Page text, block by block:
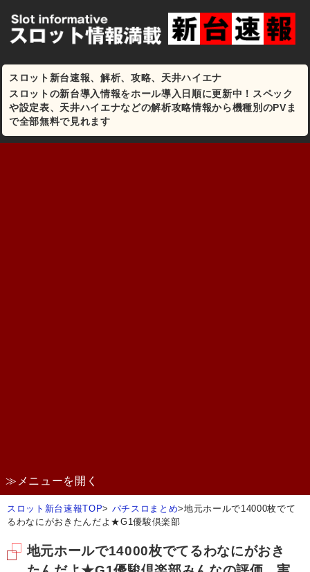
スロット新台速報、解析、攻略、天井ハイエナ
スロットの新台導入情報をホール導入日順に更新中！スペック
や設定表、天井ハイエナなどの解析攻略情報から機種別のPVま
で全部無料で見れます
≫メニューを開く
スロット新台速報TOP> パチスロまとめ>地元ホールで14000枚でて
るわなにがおきたんだよ★G1優駿倶楽部
地元ホールで14000枚でてるわなにがおき